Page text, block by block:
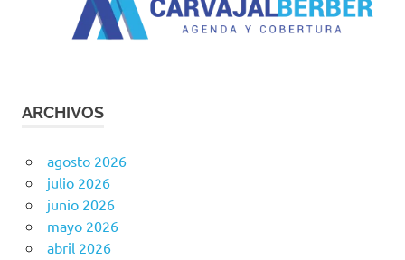
ARCHIVOS
agosto 2026
julio 2026
junio 2026
mayo 2026
abril 2026